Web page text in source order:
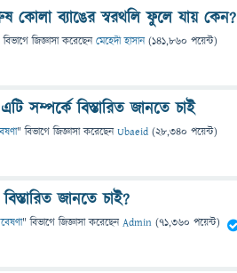
ব্যাঙের স্বরথলি ফুলে যায় কেন?
জিজ্ঞাসাকরেছেনমেহেদী হাসান (141,860 পয়েন্ট)
সম্পর্কে বিস্তারিত জানতে চাই
" বিভাগে জিজ্ঞাসাকরেছেনUbaeid (28,340 পয়েন্ট)
জানতে চাই?
" বিভাগে জিজ্ঞাসাকরেছেনAdmin (71,360 পয়েন্ট)